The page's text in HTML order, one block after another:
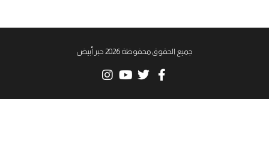
جميع الحقوق محفوظة 2026 حبر أبيض